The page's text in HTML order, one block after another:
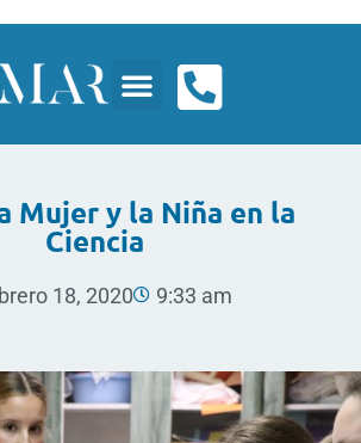
Mujer y la Niña en la
Ciencia
18, 2020 9:33 am